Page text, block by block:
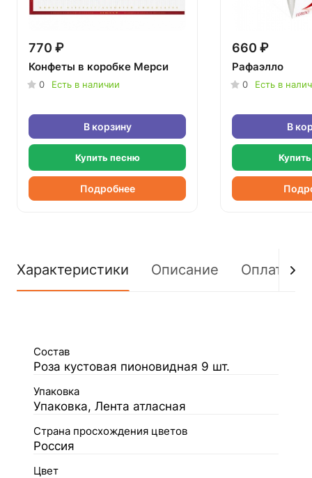
770 ₽
Конфеты в коробке Мерси
0 Есть в наличии
В корзину
Купить песню
Подробнее
660 ₽
Рафаэлло
0 Есть в
В
Характеристики Описание Оплата
Состав
Роза кустовая пионовидная 9 шт.
Упаковка
Упаковка, Лента атласная
Страна просхождения цветов
Россия
Цвет